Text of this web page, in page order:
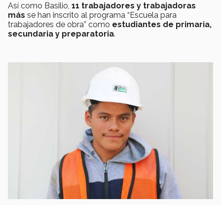
Así como Basilio, 11 trabajadores y trabajadoras
más se han inscrito al programa “Escuela para
trabajadores de obra” como estudiantes de primaria,
secundaria y preparatoria.